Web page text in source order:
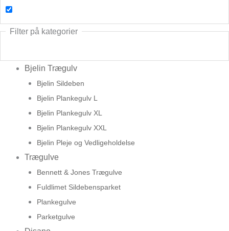
Filter på kategorier
Bjelin Trægulv
Bjelin Sildeben
Bjelin Plankegulv L
Bjelin Plankegulv XL
Bjelin Plankegulv XXL
Bjelin Pleje og Vedligeholdelse
Trægulve
Bennett & Jones Trægulve
Fuldlimet Sildebensparket
Plankegulve
Parketgulve